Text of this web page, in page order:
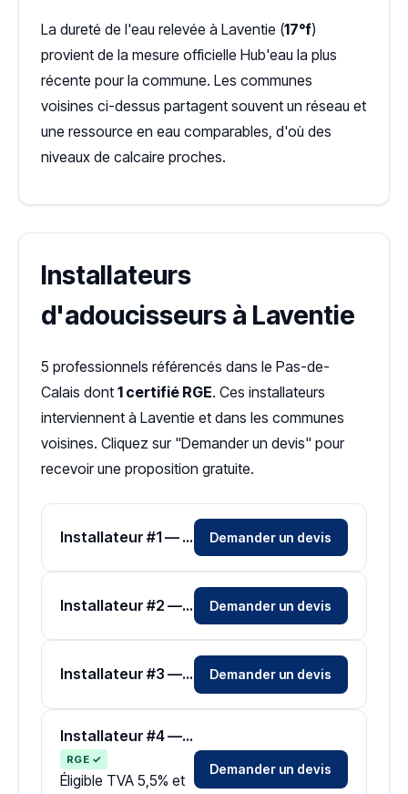
La dureté de l'eau relevée à Laventie (17°f)
provient de la mesure officielle Hub'eau la plus
récente pour la commune. Les communes
voisines ci-dessus partagent souvent un réseau et
une ressource en eau comparables, d'où des
niveaux de calcaire proches.
Installateurs
d'adoucisseurs à Laventie
5 professionnels référencés dans le Pas-de-
Calais dont 1 certifié RGE. Ces installateurs
interviennent à Laventie et dans les communes
voisines. Cliquez sur "Demander un devis" pour
recevoir une proposition gratuite.
Installateur #1 — Zone Pas-de-Calais Demander un devis
Installateur #2 — Zone Pas-de-Calais Demander un devis
Installateur #3 — Zone Pas-de-Calais Demander un devis
Installateur #4 — Zone Pas-de-Calais
RGE ✓
Éligible TVA 5,5% et
Demander un devis